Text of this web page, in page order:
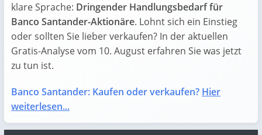
klare Sprache: Dringender Handlungsbedarf für
Banco Santander-Aktionäre. Lohnt sich ein Einstieg
oder sollten Sie lieber verkaufen? In der aktuellen
Gratis-Analyse vom 10. August erfahren Sie was jetzt
zu tun ist.
Banco Santander: Kaufen oder verkaufen? Hier
weiterlesen...